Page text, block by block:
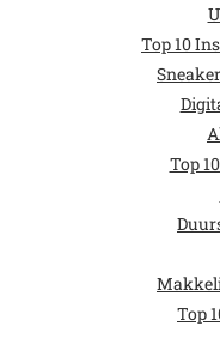
Top 10
Top
Top